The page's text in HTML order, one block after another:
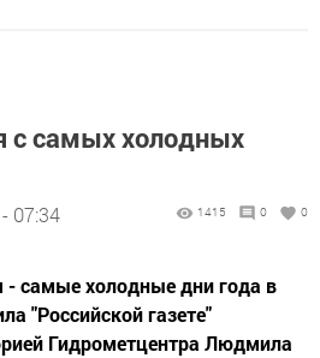
с самых холодных
07:34 1415 0 0
- самые холодные дни года в
"Российской газете"
Гидрометцентра Людмила